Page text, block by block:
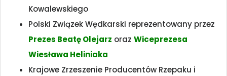
Kowalewskiego
Polski Związek Wędkarski reprezentowany przez
Prezes Beatę Olejarz oraz Wiceprezesa
Wiesława Heliniaka
Krajowe Zrzeszenie Producentów Rzepaku i